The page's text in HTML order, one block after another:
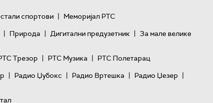
спортови | Меморијал РТС
| Природа | Дигитални предузетник | За мале велике
Трезор | РТС Музика | РТС Полетарац
| Радио Џубокс | Радио Вртешка | Радио Џезер |